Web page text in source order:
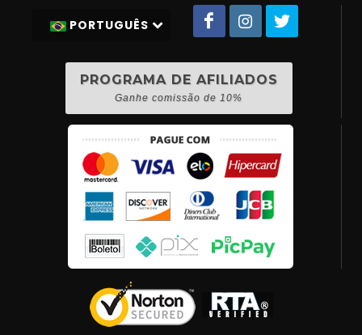
PORTUGUÊS
PROGRAMA DE AFILIADOS
Ganhe comissão de 10%